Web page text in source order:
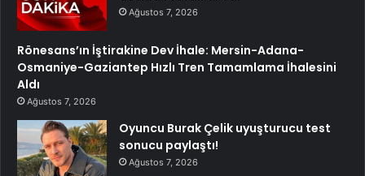
Ağustos 7, 2026
Rönesans’ın İştirakine Dev İhale: Mersin-Adana-
Osmaniye-Gaziantep Hızlı Tren Tamamlama İhalesini
Aldı
Ağustos 7, 2026
Oyuncu Burak Çelik uyuşturucu test
sonucu paylaştı!
Ağustos 7, 2026